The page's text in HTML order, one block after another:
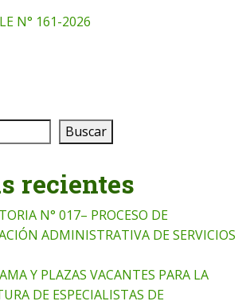
N° 161-2026
Buscar
recientes
N° 017– PROCESO DE
ADMINISTRATIVA DE SERVICIOS
Y PLAZAS VACANTES PARA LA
DE ESPECIALISTAS DE